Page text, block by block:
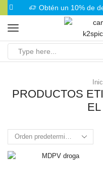
Obtén un 10% de
PRODUCTOS
EL